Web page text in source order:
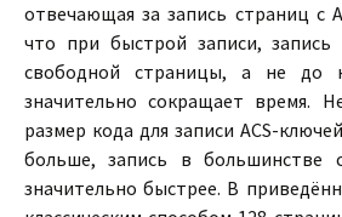
отвечающая за запись страниц с
что при быстрой записи, запись
свободной страницы, а не до
значительно сокращает время.
размер кода для записи ACS-
больше, запись в большинстве
значительно быстрее. В